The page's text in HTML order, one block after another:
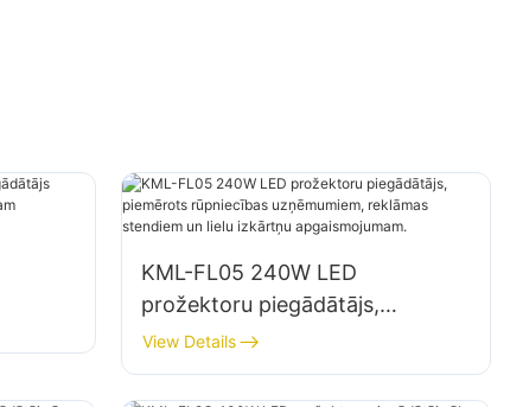
KML-FL05 240W LED
prožektoru piegādātājs,
piemērots rūpniecības
uzņēmumiem, reklāmas
stendiem un lielu izkārtņu
View Details